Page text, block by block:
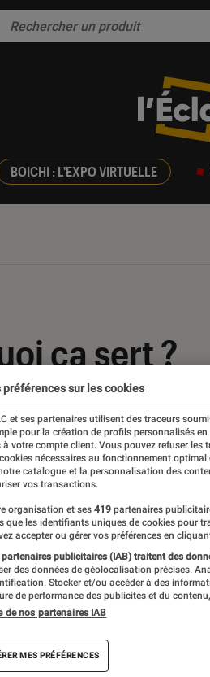
BOICHI : L'EXPO VIRTUELLE
ça sert ?
préférences sur les cookies
et ses partenaires utilisent des traceurs
pour la création de profils personnalisés
à votre compte client. Vous pouvez refuser
nécessaires au fonctionnement
catalogue et la personnalisation des
vos transactions.
organisation et ses 419 partenaires
que les identifiants uniques de cookies pour
accepter ou gérer vos préférences en
partenaires publicitaires (IAB) traitent des
des données de géolocalisation précises.
Stocker et/ou accéder à des
de performance des publicités et du
de nos partenaires IAB
MES PRÉFÉRENCES